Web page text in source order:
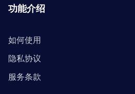
功能介绍
如何使用
隐私协议
服务条款